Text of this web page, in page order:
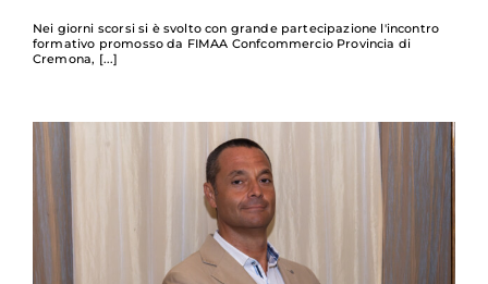
Nei giorni scorsi si è svolto con grande partecipazione l'incontro
formativo promosso da FIMAA Confcommercio Provincia di
Cremona,